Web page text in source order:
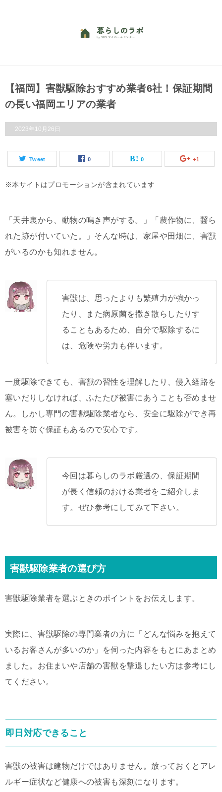
【福岡】害獣駆除おすすめ業者6社！保証期間
の長い福岡エリアの業者
2023年10月26日
Tweet 0 0 +1
本サイトはプロモーションが含まれています
「天井裏から、動物の鳴き声がする。」「農作物に、齧ら
れた跡が付いていた。」そんな時は、家屋や田畑に、害獣
がいるのかも知れません。
害獣は、思ったよりも繁殖力が強かっ
たり、また病原菌を撒き散らしたりす
ることもあるため、自分で駆除するに
は、危険や労力も伴います。
一度駆除できても、害獣の習性を理解したり、侵入経路を
塞いだりしなければ、ふたたび被害にあうことも否めませ
ん。しかし専門の害獣駆除業者なら、安全に駆除ができ再
被害を防ぐ保証もあるので安心です。
今回は暮らしのラボ厳選の、保証期間
が長く信頼のおける業者をご紹介しま
す。ぜひ参考にしてみて下さい。
害獣駆除業者の選び方
害獣駆除業者を選ぶときのポイントをお伝えします。
実際に、害獣駆除の専門業者の方に「どんな悩みを抱えて
いるお客さんが多いのか」を伺った内容をもとにあまとめ
ました。お住まいや店舗の害獣を撃退したい方は参考にし
てください。
即日対応できること
害獣の被害は建物だけではありません。放っておくとアレ
ルギー症状など健康への被害も深刻になります。